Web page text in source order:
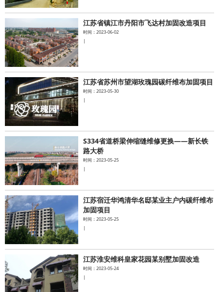
江苏省镇江市丹阳市飞达村加固改造项目
时间：2023-06-02
|
江苏省苏州市望湖玫瑰园碳纤维布加固项目
时间：2023-05-30
|
S334省道桥梁伸缩缝维修更换——新长铁
路大桥
时间：2023-05-25
|
江苏宿迁华鸿清华名邸某业主户内碳纤维布
加固项目
时间：2023-05-25
|
江苏淮安维科皇家花园某别墅加固改造
时间：2023-05-24
|